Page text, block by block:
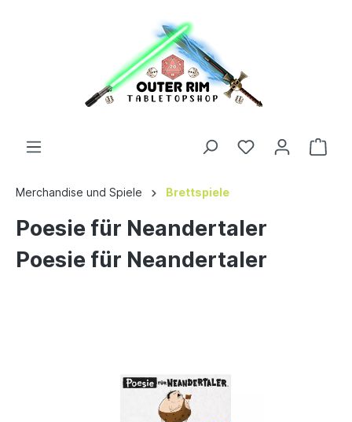
Merchandise und Spiele Brettspiele
Poesie für Neandertaler
Poesie für Neandertaler